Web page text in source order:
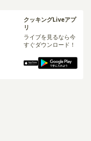
クッキングLiveアプ
リ
ライブを見るなら今
すぐダウンロード！